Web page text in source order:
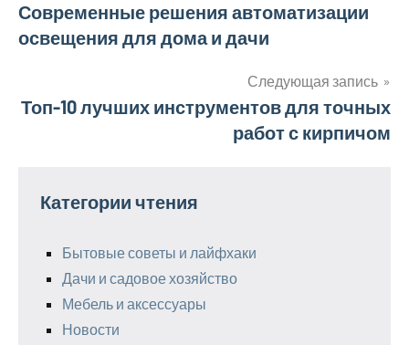
Навигация
по
Современные решения автоматизации
освещения для дома и дачи
Следующая запись
Топ-10 лучших инструментов для точных
работ с кирпичом
Категории чтения
Бытовые советы и лайфхаки
Дачи и садовое хозяйство
Мебель и аксессуары
Новости